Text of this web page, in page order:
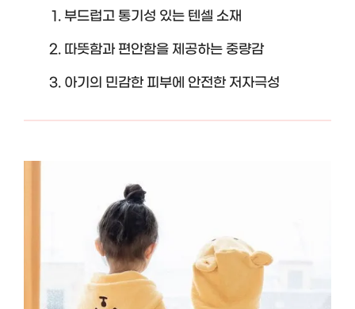
부드럽고 통기성 있는 텐셀 소재
따뜻함과 편안함을 제공하는 중량감
아기의 민감한 피부에 안전한 저자극성